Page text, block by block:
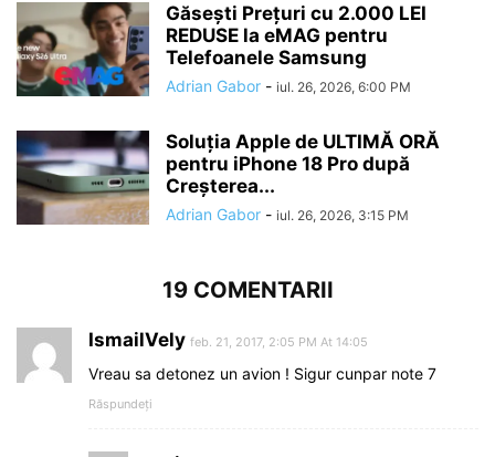
Găsești Prețuri cu 2.000 LEI
REDUSE la eMAG pentru
Telefoanele Samsung
Adrian Gabor - iul. 26, 2026, 6:00 PM
Soluția Apple de ULTIMĂ ORĂ
pentru iPhone 18 Pro după
Creșterea...
Adrian Gabor - iul. 26, 2026, 3:15 PM
19 COMENTARII
IsmailVely feb. 21, 2017, 2:05 PM At 14:05
Vreau sa detonez un avion ! Sigur cunpar note 7
Răspundeți